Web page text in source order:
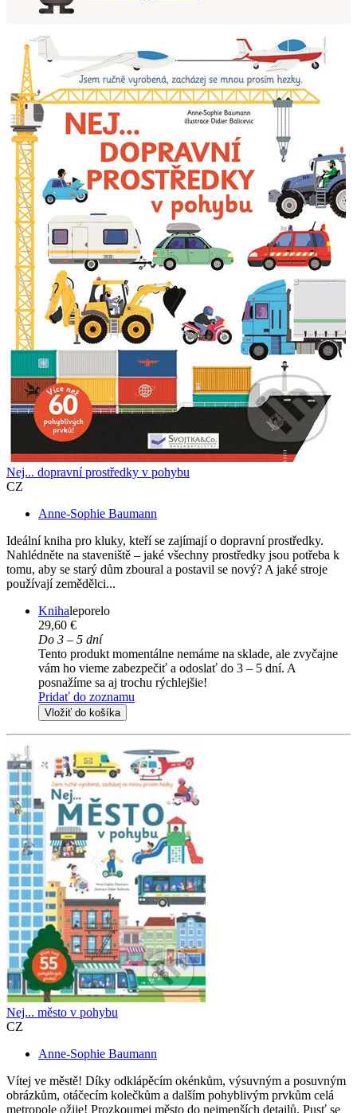
Nej... dopravní prostředky v pohybu
CZ
Anne-Sophie Baumann
Ideální kniha pro kluky, kteří se zajímají o dopravní prostředky.
Nahlédněte na staveniště – jaké všechny prostředky jsou potřeba k
tomu, aby se starý dům zboural a postavil se nový? A jaké stroje
používají zemědělci...
Knihaleporelo
29,60 €
Do 3 – 5 dní
Tento produkt momentálne nemáme na sklade, ale zvyčajne
vám ho vieme zabezpečiť a odoslať do 3 – 5 dní. A
posnažíme sa aj trochu rýchlejšie!
Pridať do zoznamu
Vložiť do košíka
Nej... město v pohybu
CZ
Anne-Sophie Baumann
Vítej ve městě! Díky odklápěcím okénkům, výsuvným a posuvným
obrázkům, otáčecím kolečkům a dalším pohyblivým prvkům celá
metropole ožije! Prozkoumej město do nejmenších detailů. Pusť se